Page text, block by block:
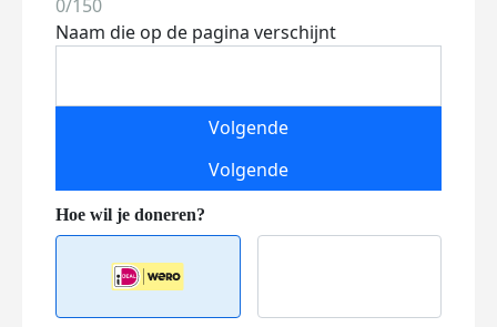
0/150
Naam die op de pagina verschijnt
Volgende
Volgende